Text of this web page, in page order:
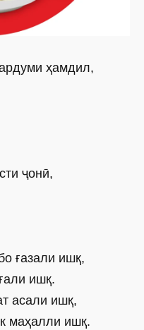
ҳамдил,
ҷонӣ,
ғазали ишқ,
ишқ.
асали ишқ,
маҳалли ишқ.